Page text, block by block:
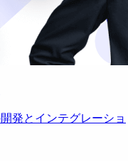
発とインテグレーショ